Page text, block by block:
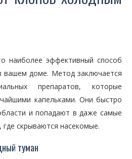
наиболее эффективный способ
вашем доме. Метод заключается
препаратов, которые
капельками. Они быстро
и попадают в даже самые
скрываются насекомые.
туман